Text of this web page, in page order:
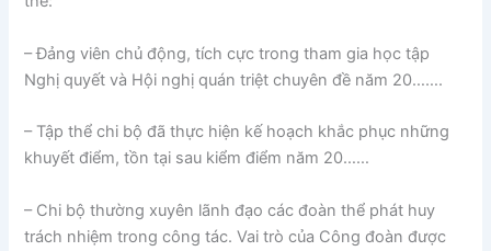
– Đảng viên chủ động, tích cực trong tham gia học tập
Nghị quyết và Hội nghị quán triệt chuyên đề năm 20…….
– Tập thể chi bộ đã thực hiện kế hoạch khắc phục những
khuyết điểm, tồn tại sau kiểm điểm năm 20……
– Chi bộ thường xuyên lãnh đạo các đoàn thể phát huy
trách nhiệm trong công tác. Vai trò của Công đoàn được